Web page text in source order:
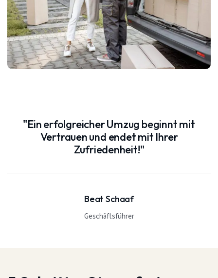
"Ein erfolgreicher Umzug beginnt mit
Vertrauen und endet mit Ihrer
Zufriedenheit!"
Beat Schaaf
Geschäftsführer